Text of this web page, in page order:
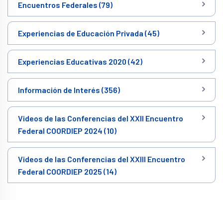
Encuentros Federales (79)
Experiencias de Educación Privada (45)
Experiencias Educativas 2020 (42)
Información de Interés (356)
Videos de las Conferencias del XXII Encuentro
Federal COORDIEP 2024 (10)
Videos de las Conferencias del XXIII Encuentro
Federal COORDIEP 2025 (14)